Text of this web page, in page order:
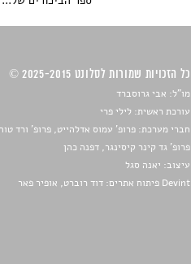
כל הזכויות שמורות לסלונט 2025-2015 ©
מו"ל: אבי גרוסברד
עורכת ראשית: לילי פרי
חברי מערכת: פרופ' עמוס אדלהייט, פרופ' ורד
פרופ' גד קינר קיסינגר, דפנה כהן
עיצוב: יאנה סגל
Devint פיתוח אתרים: דוד רוברט, אופיר פאר